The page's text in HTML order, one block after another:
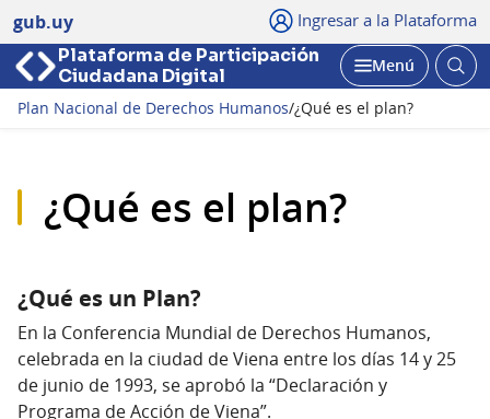
gub.uy Ingresar a la Plataforma
Plataforma de Participación
Ciudadana Digital
Abrir
Menú
Plan Nacional de Derechos Humanos/¿Qué es el plan?
¿Qué es el plan?
¿Qué es un Plan?
En la Conferencia Mundial de Derechos Humanos,
celebrada en la ciudad de Viena entre los días 14 y 25
de junio de 1993, se aprobó la “Declaración y
Programa de Acción de Viena”.